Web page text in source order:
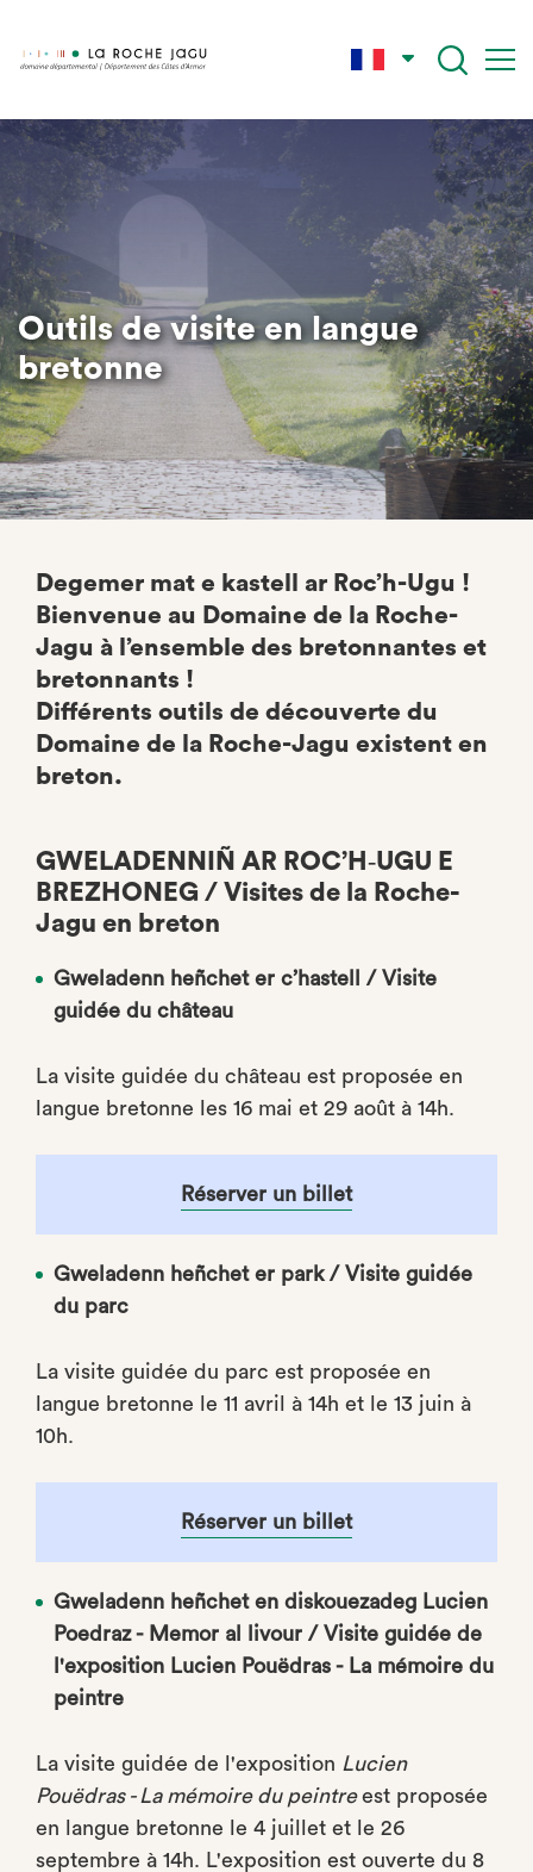
Skip
main
content
Outils de visite en langue
bretonne
Degemer mat e kastell ar Roc’h-Ugu !
Bienvenue au Domaine de la Roche-
Jagu à l’ensemble des bretonnantes et
bretonnants !
Différents outils de découverte du
Domaine de la Roche-Jagu existent en
breton.
GWELADENNIÑ AR ROC’H‑UGU E
BREZHONEG / Visites de la Roche-
Jagu en breton
Gweladenn heñchet er c’hastell / Visite
guidée du château
La visite guidée du château est proposée en
langue bretonne les 16 mai et 29 août à 14h.
Réserver un billet
Gweladenn heñchet er park / Visite guidée
du parc
La visite guidée du parc est proposée en
langue bretonne le 11 avril à 14h et le 13 juin à
10h.
Réserver un billet
Gweladenn heñchet en diskouezadeg Lucien
Poedraz - Memor al livour / Visite guidée de
l'exposition Lucien Pouëdras - La mémoire du
peintre
La visite guidée de l'exposition Lucien
Pouëdras - La mémoire du peintreest proposée
en langue bretonne le 4 juillet et le 26
septembre à 14h. L'exposition est ouverte du 8